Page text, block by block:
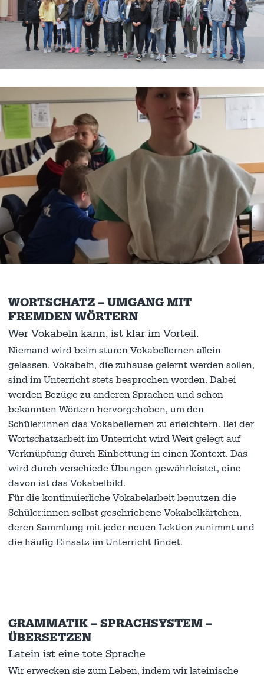
WORTSCHATZ – UMGANG MIT
FREMDEN WÖRTERN
Wer Vokabeln kann, ist klar im Vorteil.
Niemand wird beim sturen Vokabellernen allein
gelassen. Vokabeln, die zuhause gelernt werden sollen,
sind im Unterricht stets besprochen worden. Dabei
werden Bezüge zu anderen Sprachen und schon
bekannten Wörtern hervorgehoben, um den
Schüler:innen das Vokabellernen zu erleichtern. Bei der
Wortschatzarbeit im Unterricht wird Wert gelegt auf
Verknüpfung durch Einbettung in einen Kontext. Das
wird durch verschiede Übungen gewährleistet, eine
davon ist das Vokabelbild.
Für die kontinuierliche Vokabelarbeit benutzen die
Schüler:innen selbst geschriebene Vokabelkärtchen,
deren Sammlung mit jeder neuen Lektion zunimmt und
die häufig Einsatz im Unterricht findet.
GRAMMATIK – SPRACHSYSTEM –
ÜBERSETZEN
Latein ist eine tote Sprache
Wir erwecken sie zum Leben, indem wir lateinische